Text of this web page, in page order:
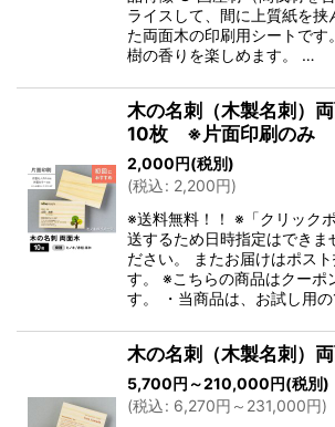
ライスして、間に上質紙を挟
た両面木の印刷用シートで
樹の香りを楽しめます。 …
木の名刺（木製名刺）
10枚 ※片面印刷のみ
2,000円(税別)
(税込: 2,200円)
※送料無料！！ ※「クリック
送するため日時指定はできま
ださい。 またお届けはポス
す。 ※こちらの商品はクーポ
す。 ・当商品は、お試し用
木の名刺（木製名刺）
5,700円 ～210,000円(税別)
(税込: 6,270円 ～231,000円)